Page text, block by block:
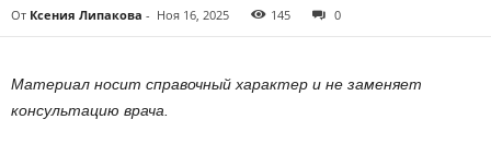
От Ксения Липакова - Ноя 16, 2025 145 0
Материал носит справочный характер и не заменяет
консультацию врача.